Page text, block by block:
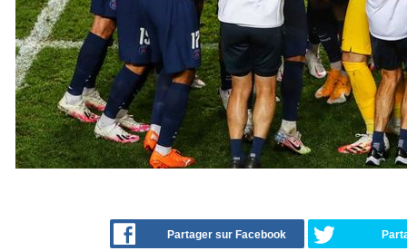
Partager sur Facebook